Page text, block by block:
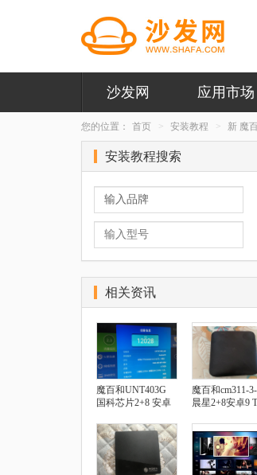
沙发网 应用市场
您的位置： 首页 安装教程 新 魔
安装教程搜索
相关资讯
魔百和UNT403G
国科芯片2+8 安卓
教程
魔百和cm311-
晨星2+8安卓9